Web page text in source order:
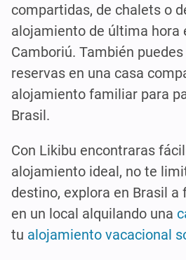
compartidas, de chalets o
alojamiento de última hora
Camboriú. También
reservas en una casa
alojamiento familiar para
Brasil.
Con Likibu encontraras
alojamiento ideal, no te
destino, explora en Brasil a
en un local alquilando una
tu alojamiento vacacional